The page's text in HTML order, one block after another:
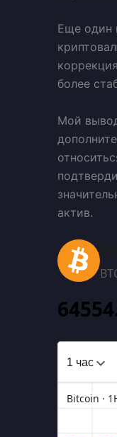
Еще один
более
Мой
актив.